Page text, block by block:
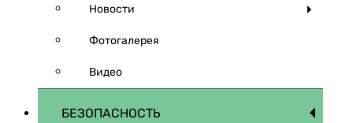
Новости
Фотогалерея
Видео
БЕЗОПАСНОСТЬ